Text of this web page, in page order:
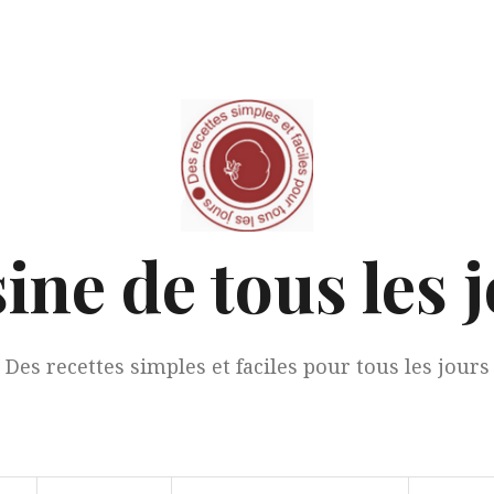
de tous les
Des recettes simples et faciles pour tous les jours